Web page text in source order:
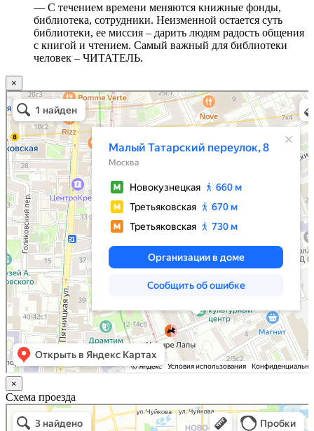
— С течением времени меняются книжные фонды,
библиотека, сотрудники. Неизменной остается суть
библиотеки, ее миссия – дарить людям радость общения
с книгой и чтением. Самый важный для библиотеки
человек – ЧИТАТЕЛЬ.
×
Москва
Малый Татарский переулок, 8 на карте Москвы, ближайшее метро Новокузнецкая —
Яндекс.Карты
×
Схема проезда
Казань
Малый Татарский переулок, 8 на карте Москвы, ближайшее метро Новокузнецкая —
Яндекс.Карты